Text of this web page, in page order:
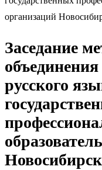
организаций
Заседание
русского